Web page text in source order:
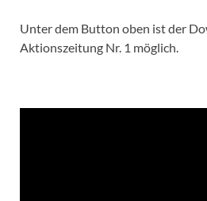
Unter dem Button oben ist der
Aktionszeitung Nr. 1 möglich.